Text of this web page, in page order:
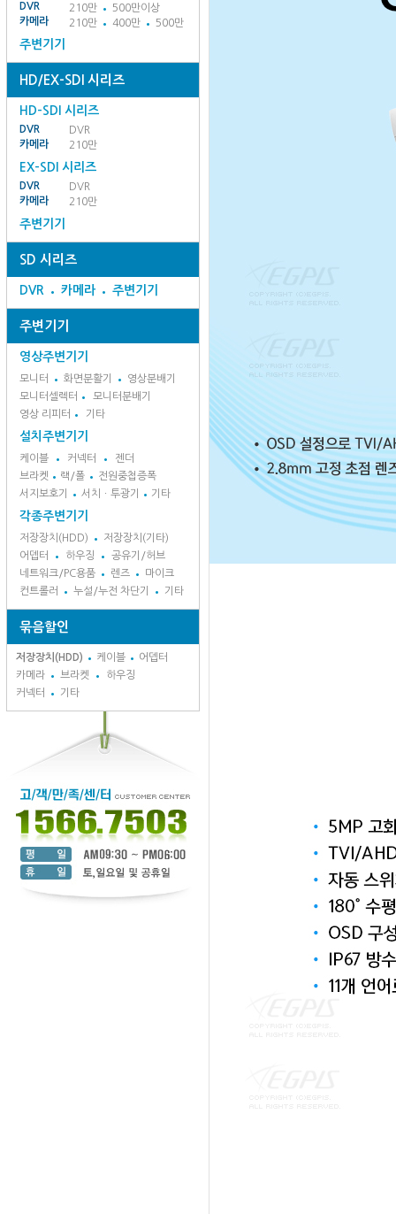
DVR 210만
500만이상
카메라
210만 400만 500만
주변기기
HD/EX-SDI 시리즈
HD-SDI 시리즈
DVR
DVR
카메라
210만
EX-SDI 시리즈
DVR
DVR
카메라
210만
주변기기
SD 시리즈
DVR 카메라 주변기기
주변기기
영상주변기기
모니터 화면분활기
영상분배기
모니터셀렉터
모니터분배기
영상 리피터
기타
설치주변기기
케이블 커넥터
젠더
브라켓
랙/폴
전원중첩증폭
서지보호기
서치ㆍ투광기 기타
각종주변기기
저장장치(HDD)
저장장치(기타)
어뎁터
하우징
공유기/허브
네트워크/PC용품
렌즈
마이크
컨트롤러
누설/누전 차단기 기타
묶음할인
저장장치(HDD) 케이블
어뎁터
카메라
브라켓
하우징
커넥터
기타